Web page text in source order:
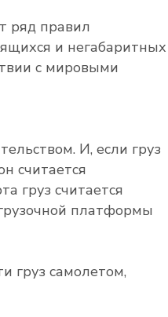
ряд правил
и негабаритных
с мировыми
И, если груз
считается
груз считается
платформы
груз самолетом,